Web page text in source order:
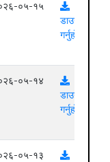
०५-१५
डाउनलोड
गर्नुहोस्
०५-१४
डाउनलोड
गर्नुहोस्
०५-१३